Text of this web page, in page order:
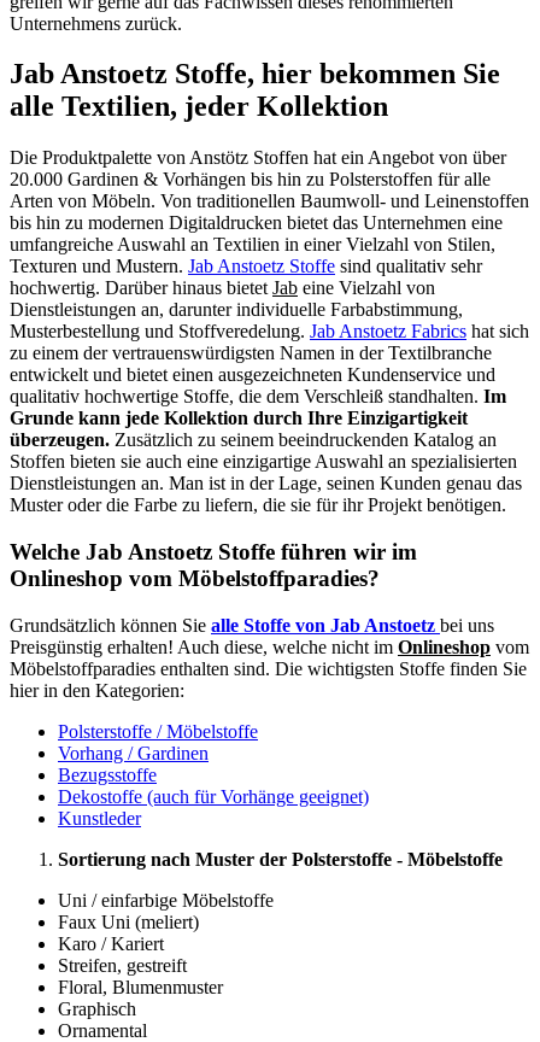
Unternehmens zurück.
Jab Anstoetz Stoffe, hier bekommen Sie
alle Textilien, jeder Kollektion
Die Produktpalette von Anstötz Stoffen hat ein Angebot von über
20.000 Gardinen & Vorhängen bis hin zu Polsterstoffen für alle
Arten von Möbeln. Von traditionellen Baumwoll- und Leinenstoffen
bis hin zu modernen Digitaldrucken bietet das Unternehmen eine
umfangreiche Auswahl an Textilien in einer Vielzahl von Stilen,
Texturen und Mustern. Jab Anstoetz Stoffe sind qualitativ sehr
hochwertig. Darüber hinaus bietet Jab eine Vielzahl von
Dienstleistungen an, darunter individuelle Farbabstimmung,
Musterbestellung und Stoffveredelung. Jab Anstoetz Fabrics hat sich
zu einem der vertrauenswürdigsten Namen in der Textilbranche
entwickelt und bietet einen ausgezeichneten Kundenservice und
qualitativ hochwertige Stoffe, die dem Verschleiß standhalten. Im
Grunde kann jede Kollektion durch Ihre Einzigartigkeit
überzeugen. Zusätzlich zu seinem beeindruckenden Katalog an
Stoffen bieten sie auch eine einzigartige Auswahl an spezialisierten
Dienstleistungen an. Man ist in der Lage, seinen Kunden genau das
Muster oder die Farbe zu liefern, die sie für ihr Projekt benötigen.
Welche Jab Anstoetz Stoffe führen wir im
Onlineshop vom Möbelstoffparadies?
Grundsätzlich können Sie alle Stoffe von Jab Anstoetz bei uns
Preisgünstig erhalten! Auch diese, welche nicht im Onlineshop vom
Möbelstoffparadies enthalten sind. Die wichtigsten Stoffe finden Sie
hier in den Kategorien:
Polsterstoffe / Möbelstoffe
Vorhang / Gardinen
Bezugsstoffe
Dekostoffe (auch für Vorhänge geeignet)
Kunstleder
Sortierung nach Muster der Polsterstoffe - Möbelstoffe
Uni / einfarbige Möbelstoffe
Faux Uni (meliert)
Karo / Kariert
Streifen, gestreift
Floral, Blumenmuster
Graphisch
Ornamental